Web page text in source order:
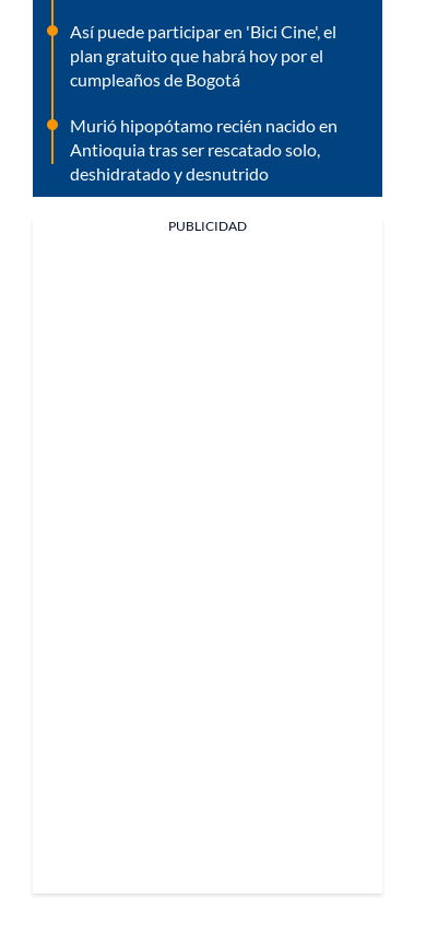
Así puede participar en 'Bici Cine', el
plan gratuito que habrá hoy por el
cumpleaños de Bogotá
Murió hipopótamo recién nacido en
Antioquia tras ser rescatado solo,
deshidratado y desnutrido
PUBLICIDAD